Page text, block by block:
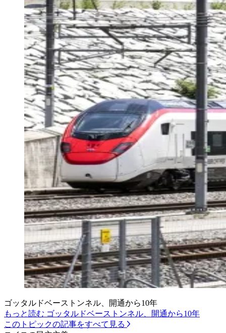
ゴッタルドベーストンネル、開通から10年
もっと読む ゴッタルドベーストンネル、開通から10年
このトピックの記事をすべて見る